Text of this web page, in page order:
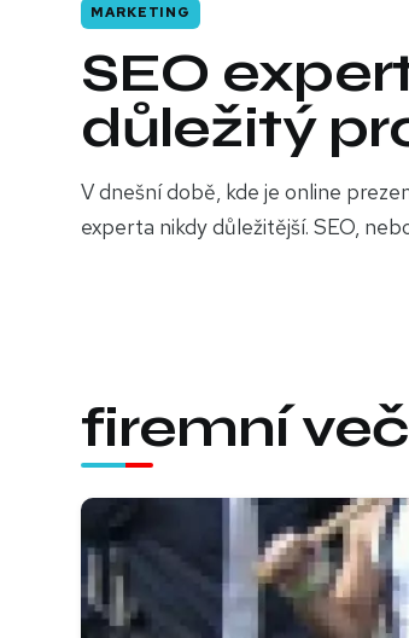
SEO
důležitý
V dnešní době, kde je online
experta nikdy důležitější. SEO,
MARKETING
firemní